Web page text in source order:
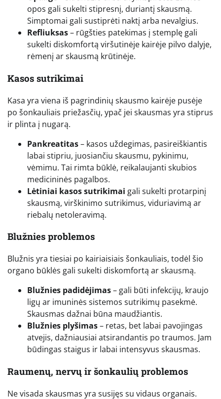
opos gali sukelti stipresnį, duriantį skausmą.
Simptomai gali sustiprėti naktį arba nevalgius.
Refliuksas– rūgšties patekimas į stemplę gali
sukelti diskomfortą viršutinėje kairėje pilvo dalyje,
rėmenį ar skausmą krūtinėje.
Kasos sutrikimai
Kasa yra viena iš pagrindinių skausmo kairėje pusėje
po šonkauliais priežasčių, ypač jei skausmas yra stiprus
ir plinta į nugarą.
Pankreatitas– kasos uždegimas, pasireiškiantis
labai stipriu, juosiančiu skausmu, pykinimu,
vėmimu. Tai rimta būklė, reikalaujanti skubios
medicininės pagalbos.
Lėtiniai kasos sutrikimai gali sukelti protarpinį
skausmą, virškinimo sutrikimus, viduriavimą ar
riebalų netoleravimą.
Blužnies problemos
Blužnis yra tiesiai po kairiaisiais šonkauliais, todėl šio
organo būklės gali sukelti diskomfortą ar skausmą.
Blužnies padidėjimas– gali būti infekcijų, kraujo
ligų ar imuninės sistemos sutrikimų pasekmė.
Skausmas dažnai būna maudžiantis.
Blužnies plyšimas– retas, bet labai pavojingas
atvejis, dažniausiai atsirandantis po traumos. Jam
būdingas staigus ir labai intensyvus skausmas.
Raumenų, nervų ir šonkaulių problemos
Ne visada skausmas yra susijęs su vidaus organais.